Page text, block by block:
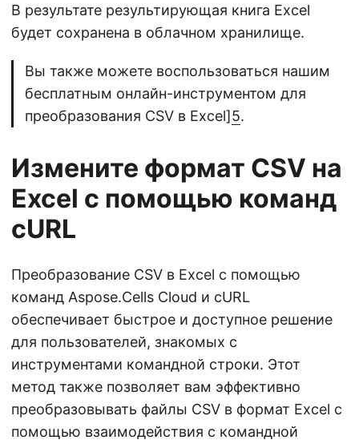
В результате результирующая книга Excel
будет сохранена в облачном хранилище.
Вы также можете воспользоваться нашим
бесплатным онлайн-инструментом для
преобразования CSV в Excel]5.
Измените формат CSV на
Excel с помощью команд
cURL
Преобразование CSV в Excel с помощью
команд Aspose.Cells Cloud и cURL
обеспечивает быстрое и доступное решение
для пользователей, знакомых с
инструментами командной строки. Этот
метод также позволяет вам эффективно
преобразовывать файлы CSV в формат Excel с
помощью взаимодействия с командной